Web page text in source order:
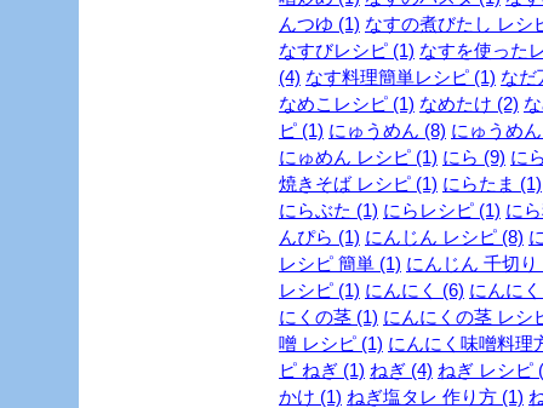
んつゆ (1) なすの煮びたし レシ
なすびレシピ (1) なすを使った
(4) なす料理簡単レシピ (1) なだ
なめこレシピ (1) なめたけ (2)
ピ (1) にゅうめん (8) にゅうめ
にゅめん レシピ (1) にら (9) に
焼きそば レシピ (1) にらたま (1)
にらぶた (1) にらレシピ (1) に
んぴら (1) にんじん レシピ (8)
レシピ 簡単 (1) にんじん 千切り
レシピ (1) にんにく (6) にんに
にくの茎 (1) にんにくの茎 レシ
噌 レシピ (1) にんにく味噌料理
ピ ねぎ (1) ねぎ (4) ねぎ レシピ
かけ (1) ねぎ塩タレ 作り方 (1)